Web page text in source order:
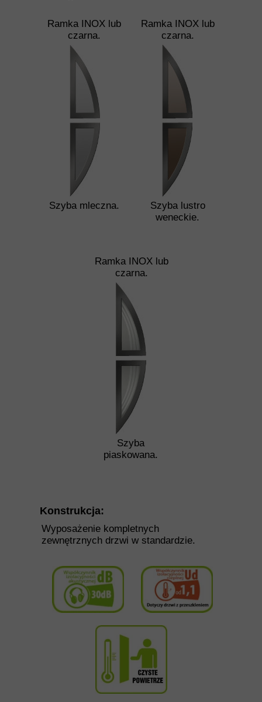
Ramka INOX lub
czarna.
Szyba
piaskowana.
Ramka INOX lub
czarna.
Szyba lustro
weneckie.
Ramka INOX lub
czarna.
Szyba mleczna.
Wyposażenie kompletnych
zewnętrznych drzwi w standardzie.
Konstrukcja: